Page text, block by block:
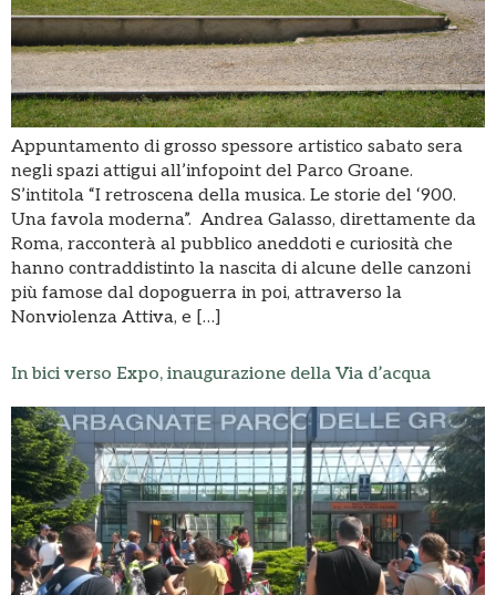
Appuntamento di grosso spessore artistico sabato sera
negli spazi attigui all’infopoint del Parco Groane.
S’intitola “I retroscena della musica. Le storie del ‘900.
Una favola moderna”. Andrea Galasso, direttamente da
Roma, racconterà al pubblico aneddoti e curiosità che
hanno contraddistinto la nascita di alcune delle canzoni
più famose dal dopoguerra in poi, attraverso la
Nonviolenza Attiva, e […]
In bici verso Expo, inaugurazione della Via d’acqua